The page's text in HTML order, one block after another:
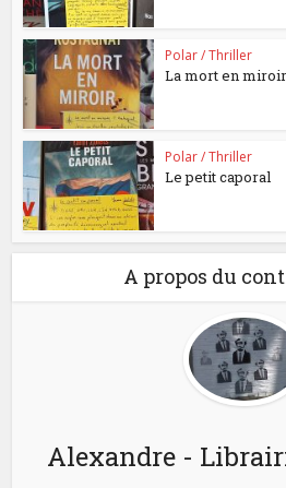
Polar / Thriller
La mort en miroir
Polar / Thriller
Le petit caporal
A propos du
Alexandre -